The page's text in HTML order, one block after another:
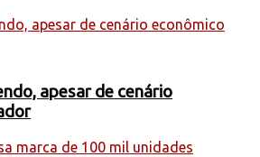
apesar de cenário